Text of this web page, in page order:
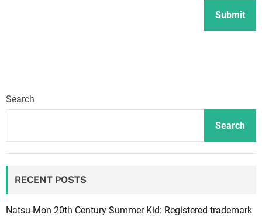
Search
Search
RECENT POSTS
Natsu-Mon 20th Century Summer Kid: Registered trademark